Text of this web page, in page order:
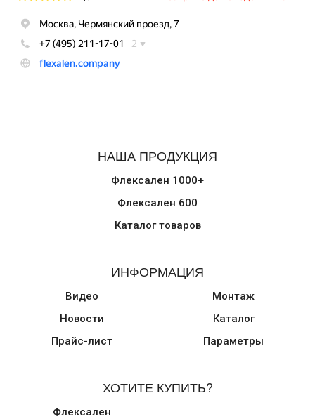
НАША ПРОДУКЦИЯ
Флексален 1000+
Флексален 600
Каталог товаров
ИНФОРМАЦИЯ
Видео
Новости
Прайс-лист
Монтаж
Каталог
Параметры
ХОТИТЕ КУПИТЬ?
Флексален